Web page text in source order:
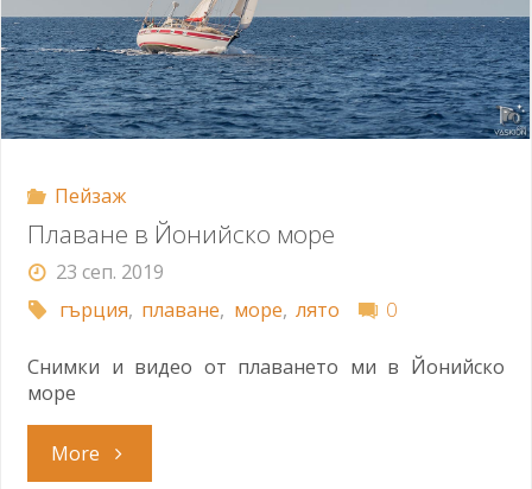
Пейзаж
Плаване в Йонийско море
23 сеп. 2019
гърция, плаване, море, лято 0
Снимки и видео от плаването ми в Йонийско
море
More"Плаване